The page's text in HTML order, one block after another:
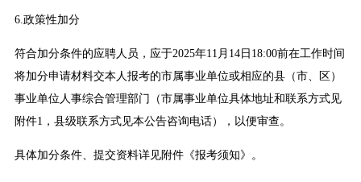
6.政策性加分
符合加分条件的应聘人员，应于2025年11月14日18:00前在工作时间
将加分申请材料交本人报考的市属事业单位或相应的县（市、区）
事业单位人事综合管理部门（市属事业单位具体地址和联系方式见
附件1，县级联系方式见本公告咨询电话），以便审查。
具体加分条件、提交资料详见附件《报考须知》。